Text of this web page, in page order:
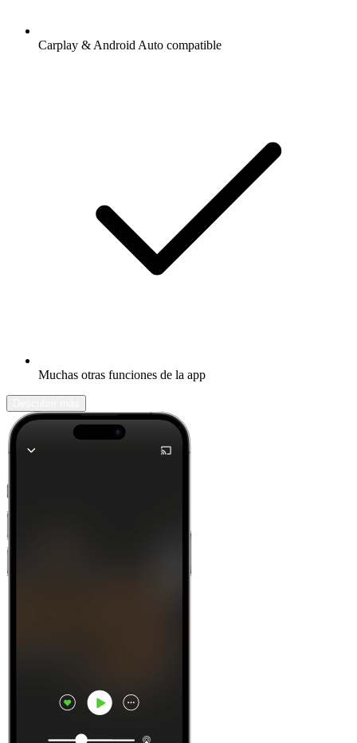
Carplay & Android Auto compatible
Muchas otras funciones de la app